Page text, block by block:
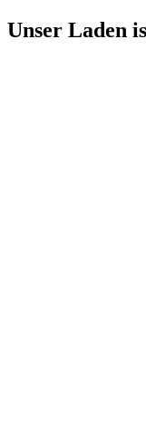
Zum
Inhalt
Unser Laden